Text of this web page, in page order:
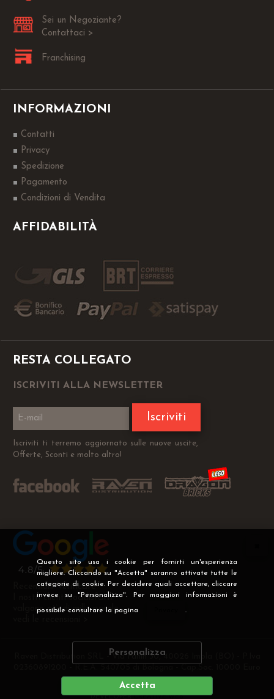
Questo sito usa i cookie per fornirti un'esperienza
migliore. Cliccando su "Accetta" saranno attivate tutte le
categorie di cookie. Per decidere quali accettare, cliccare
invece su "Personalizza". Per maggiori informazioni è
possibile consultare la pagina .
Personalizza
Accetta
Sei un Negoziante?
Contattaci >
Franchising
INFORMAZIONI
Contatti
Privacy
Spedizione
Pagamento
Condizioni di Vendita
AFFIDABILITÀ
RESTA COLLEGATO
ISCRIVITI ALLA NEWSLETTER
Iscriviti
Iscriviti ti terremo aggiornato sulle nuove uscite,
Offerte, Sconti e molto altro!
Recensioni Verificate
I nostri clienti soddisfatti
valgono più di mille parole
Raven Distribution SRL - Via Fanin 30, 40026 Imola (BO) - P.Iva
i.v
DEVELOPERCREATIVE WEB